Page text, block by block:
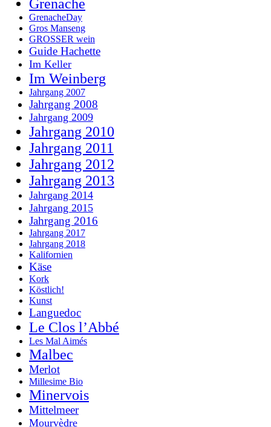
Grenache
GrenacheDay
Gros Manseng
GROSSER wein
Guide Hachette
Im Keller
Im Weinberg
Jahrgang 2007
Jahrgang 2008
Jahrgang 2009
Jahrgang 2010
Jahrgang 2011
Jahrgang 2012
Jahrgang 2013
Jahrgang 2014
Jahrgang 2015
Jahrgang 2016
Jahrgang 2017
Jahrgang 2018
Kalifornien
Käse
Kork
Köstlich!
Kunst
Languedoc
Le Clos l’Abbé
Les Mal Aimés
Malbec
Merlot
Millesime Bio
Minervois
Mittelmeer
Mourvèdre